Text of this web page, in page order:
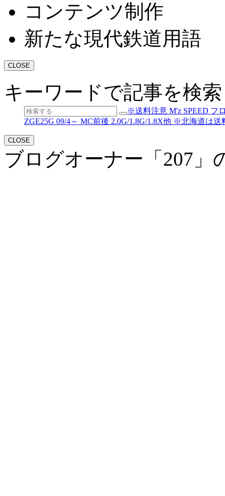
コンテンツ制作
新たな現代鉄道用語
CLOSE
キーワードで記事を検索
※送料注意 M'z SPEED フ
ZGE25G 09/4～ MC前後 2.0G/1.8G/1.8X他 ※北海道は
CLOSE
ブログオーナー「207」